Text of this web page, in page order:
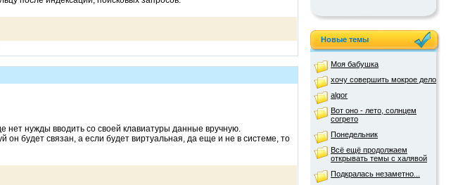
нет нужды вводить со своей клавиатуры данные вручную.
он будет связан, а если будет виртуальная, да еще и не в системе, то
Новые темы
Моя бабушка
хочу совершить мокрое дело
algor
Вот оно - лето, солнцем
согрето
Понедельник
Всё ещё продолжаем
открывать темы с халявой
Подкралась незаметно...